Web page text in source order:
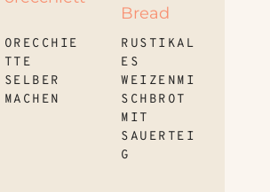
ORECCHIE
TTE
SELBER
MACHEN
RUSTIKAL
ES
WEIZENMI
SCHBROT
MIT
SAUERTEI
G